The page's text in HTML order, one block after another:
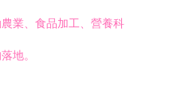
業、食品加工、營養科
地。